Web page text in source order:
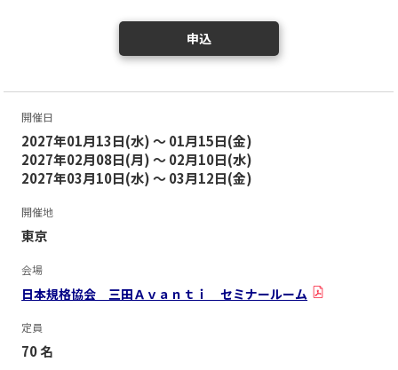
申込
開催日
2027年01月13日(水) ～ 01月15日(金)
2027年02月08日(月) ～ 02月10日(水)
2027年03月10日(水) ～ 03月12日(金)
開催地
東京
会場
日本規格協会 三田Ａｖａｎｔｉ セミナールーム
定員
70 名